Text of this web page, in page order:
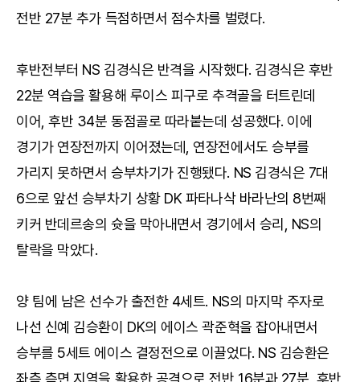
전반 27분 추가 득점하면서 점수차를 벌렸다.
후반전부터 NS 김경식은 반격을 시작했다. 김경식은 후반
22분 역습을 활용해 루이스 피구로 추격골을 터트린데
이어, 후반 34분 동점골로 따라붙는데 성공했다. 이에
경기가 연장전까지 이어졌는데, 연장전에서도 승부를
가리지 못하면서 승부차기가 진행됐다. NS 김경식은 7대
6으로 앞선 승부차기 상황 DK 파타나삭 바라난의 8번째
키커 반데르송의 슛을 막아내면서 경기에서 승리, NS의
탈락을 막았다.
양 팀에 남은 선수가 출전한 4세트. NS의 마지막 주자로
나선 신예 김승환이 DK의 에이스 곽준혁을 잡아내면서
승부를 5세트 에이스 결정전으로 이끌었다. NS 김승환은
좌측 측면 지역을 활용한 공격으로 전반 16분과 27분, 후반